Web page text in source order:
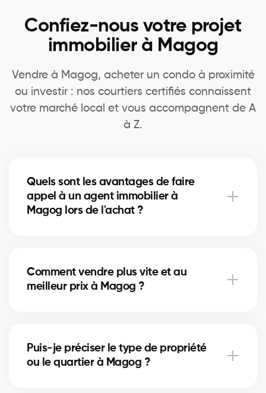
Confiez-nous votre projet
immobilier à Magog
Vendre à Magog, acheter un condo à proximité
ou investir : nos courtiers certifiés connaissent
votre marché local et vous accompagnent de A
à Z.
Quels sont les avantages de faire
appel à un agent immobilier à
Magog lors de l'achat ?
Comment vendre plus vite et au
meilleur prix à Magog ?
certifié.Puis-je préciser le type de propriété
ou le quartier à Magog ?